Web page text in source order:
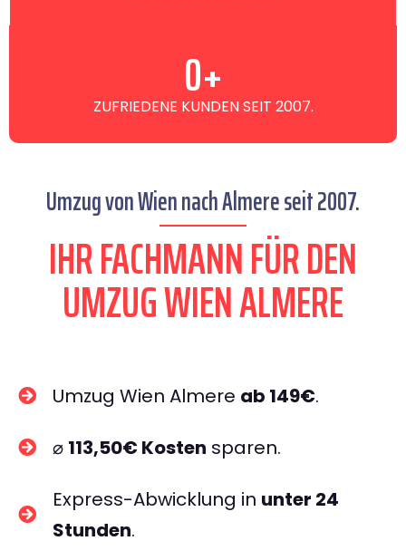
ZUFRIEDENE KUNDEN SEIT 2007.
0+
Umzug von Wien nach Almere seit 2007.
IHR FACHMANN FÜR DEN
UMZUG WIEN ALMERE
Umzug Wien Almere ab 149€.
⌀ 113,50€ Kosten sparen.
Express-Abwicklung in unter 24
Stunden.